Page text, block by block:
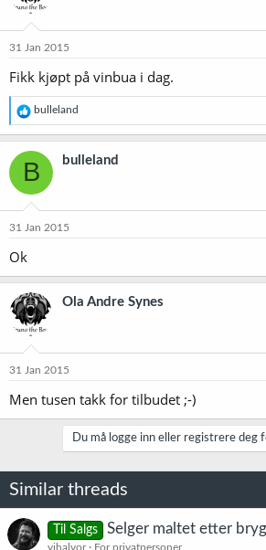
31 Jan 2015
Fikk kjøpt på vinbua i dag.
R
e
a
k
s
j
o
e
bulleland
B bulleland
31 Jan 2015
Ok
Ola Andre Synes
31 Jan 2015
Men tusen takk for tilbudet ;-)
Du må logge inn eller registrere deg
Similar threads
Til Salgs Selger maltet etter
vihalvor
For privatpersoner